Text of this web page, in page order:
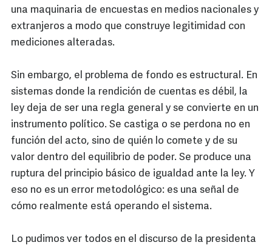
una maquinaria de encuestas en medios nacionales y
extranjeros a modo que construye legitimidad con
mediciones alteradas.
Sin embargo, el problema de fondo es estructural. En
sistemas donde la rendición de cuentas es débil, la
ley deja de ser una regla general y se convierte en un
instrumento político. Se castiga o se perdona no en
función del acto, sino de quién lo comete y de su
valor dentro del equilibrio de poder. Se produce una
ruptura del principio básico de igualdad ante la ley. Y
eso no es un error metodológico: es una señal de
cómo realmente está operando el sistema.
Lo pudimos ver todos en el discurso de la presidenta